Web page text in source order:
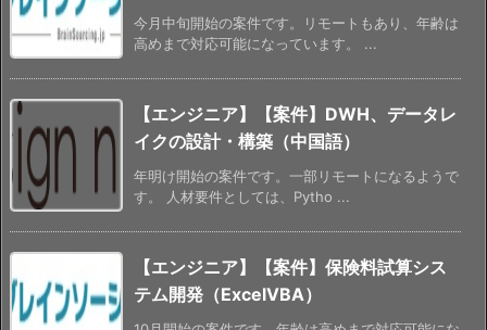
今月中旬開始の案件です。リモートもあり、年齢は
高めまで対応可能になっています。 ...
【エンジニア】【案件】DWH、データレ
イクの設計・構築（中国語）
年明け開始の案件です。一部リモートになるようで
す。 人材要件としては、Pytho ...
【エンジニア】【案件】保険料試算シス
テム開発（ExcelVBA）